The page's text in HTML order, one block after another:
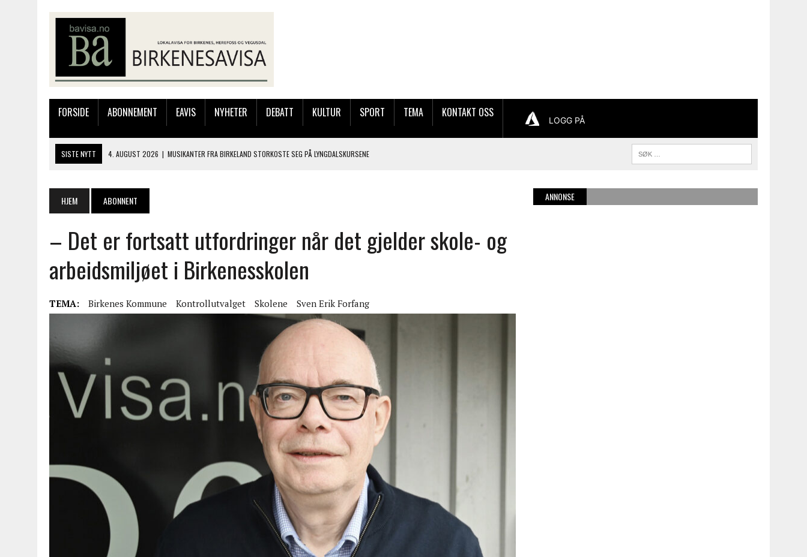
FORSIDE ABONNEMENT EAVIS NYHETER DEBATT KULTUR SPORT TEMA KONTAKT OSS
LOGG PÅ
SISTE NYTT 4. AUGUST 2026 | MUSIKANTER FRA BIRKELAND STORKOSTE SEG PÅ LYNGDALSKURSENE
28. JULI 2026 | JAKOB FRIIS TRIO KOMMER TIL BIRKELAND SØNDAG
4. AUGUST 2026
SILJE LØLAND STILTE UT I TOLLBODEN – NÅ STILLER HUN UT PÅ SØRLANDSUTSTILLINGEN.
HJEM ABONNENT
– Det er fortsatt utfordringer når det gjelder skole- og
arbeidsmiljøet i Birkenesskolen
TEMA: Birkenes Kommune Kontrollutvalget Skolene Sven Erik Forfang
ANNONSE